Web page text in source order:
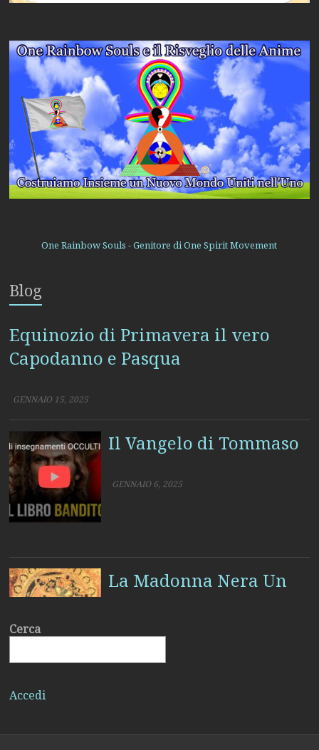
One Rainbow Souls - Genitore di One Spirit Movement
Blog
Equinozio di Primavera il vero
Capodanno e Pasqua
GENNAIO 15, 2025
Il Vangelo di Tommaso
GENNAIO 6, 2025
La Madonna Nera Un
Cerca
Accedi